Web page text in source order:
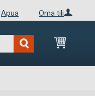
Oma tili
Apua